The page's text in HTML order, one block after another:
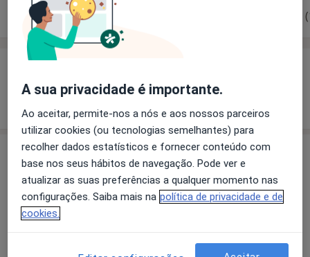
Experiência Opiniões
Mostrar mais detalhes
sobre a experiência
Serviços e preços
Primeira consulta Dermatologia
Detalhes
Como mostramos os preços?
A sua privacidade é importante.
Ao aceitar, permite-nos a nós e aos nossos parceiros
utilizar cookies (ou tecnologias semelhantes) para
recolher dados estatísticos e fornecer conteúdo com
base nos seus hábitos de navegação. Pode ver e
atualizar as suas preferências a qualquer momento nas
configurações. Saiba mais na política de privacidade e de
cookies.